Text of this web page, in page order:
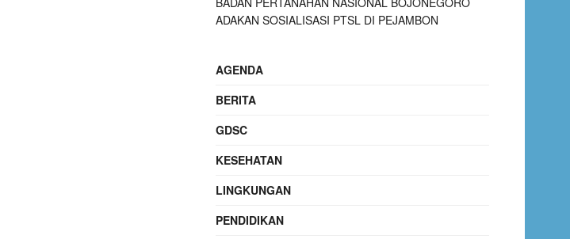
ADAKAN SOSIALISASI PTSL DI PEJAMBON
AGENDA
BERITA
GDSC
KESEHATAN
LINGKUNGAN
PENDIDIKAN